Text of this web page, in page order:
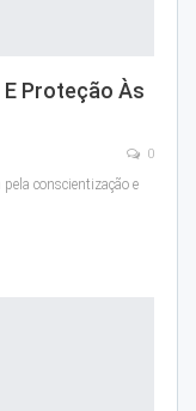
Proteção Às
0
conscientização e